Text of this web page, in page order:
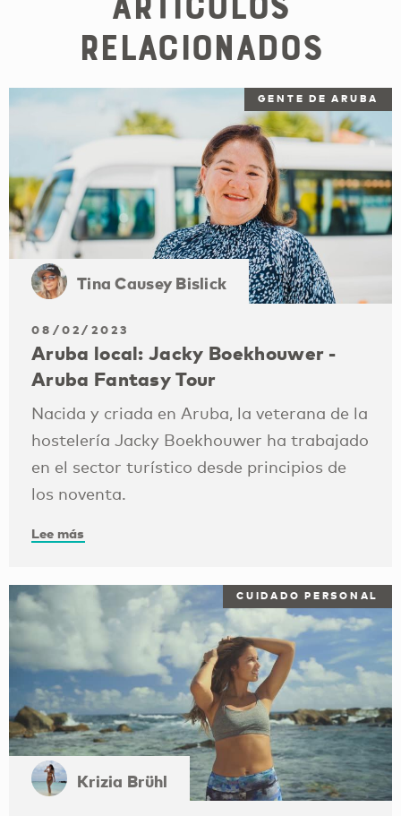
relacionados
GENTE DE ARUBA
Tina Causey Bislick
08/02/2023
Aruba local: Jacky Boekhouwer -
Aruba Fantasy Tour
Nacida y criada en Aruba, la veterana de la
hostelería Jacky Boekhouwer ha trabajado
en el sector turístico desde principios de
los noventa.
Lee más
CUIDADO PERSONAL
Krizia Brühl